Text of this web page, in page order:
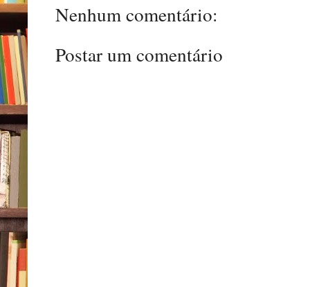
Nenhum comentário:
Postar um comentário